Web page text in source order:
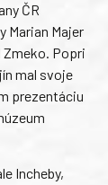
ČR
Marian Majer
Zmeko. Popri
mal svoje
prezentáciu
Incheby,